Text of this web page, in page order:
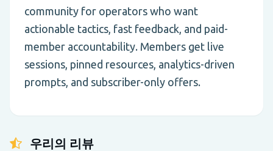
community for operators who want
actionable tactics, fast feedback, and paid-
member accountability. Members get live
sessions, pinned resources, analytics-driven
prompts, and subscriber-only offers.
우리의 리뷰